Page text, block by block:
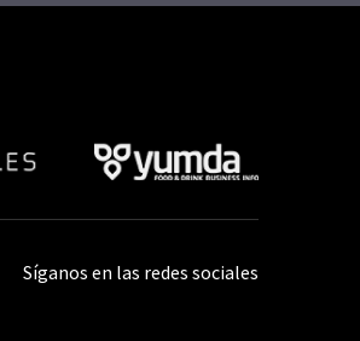
Síganos en las redes sociales